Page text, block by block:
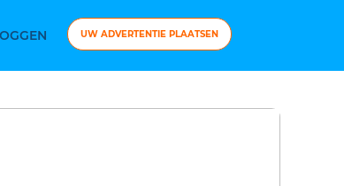
UW ADVERTENTIE PLAATSEN